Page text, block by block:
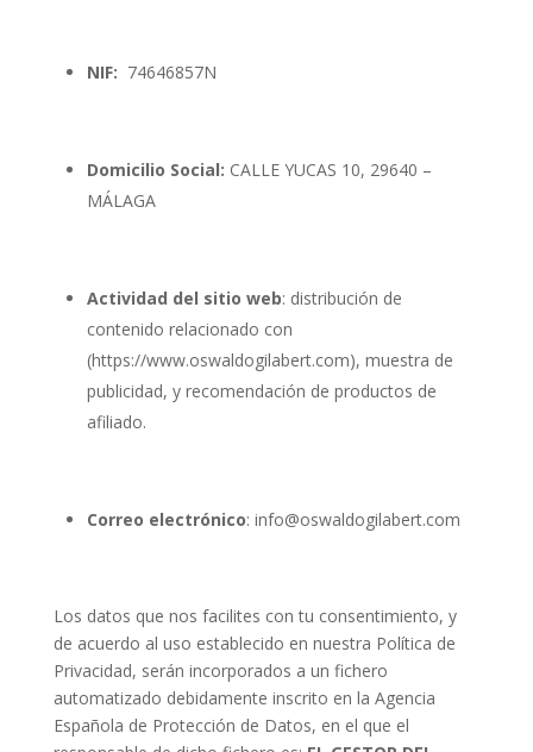
NIF: 74646857N
Domicilio Social: CALLE YUCAS 10, 29640 –
MÁLAGA
Actividad del sitio web: distribución de
contenido relacionado con
(https://www.oswaldogilabert.com), muestra de
publicidad, y recomendación de productos de
afiliado.
Correo electrónico: info@oswaldogilabert.com
Los datos que nos facilites con tu consentimiento, y
de acuerdo al uso establecido en nuestra Política de
Privacidad, serán incorporados a un fichero
automatizado debidamente inscrito en la Agencia
Española de Protección de Datos, en el que el